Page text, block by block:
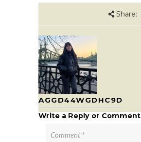
Share:
AGGD44WGDHC9D
Write a Reply or Comment